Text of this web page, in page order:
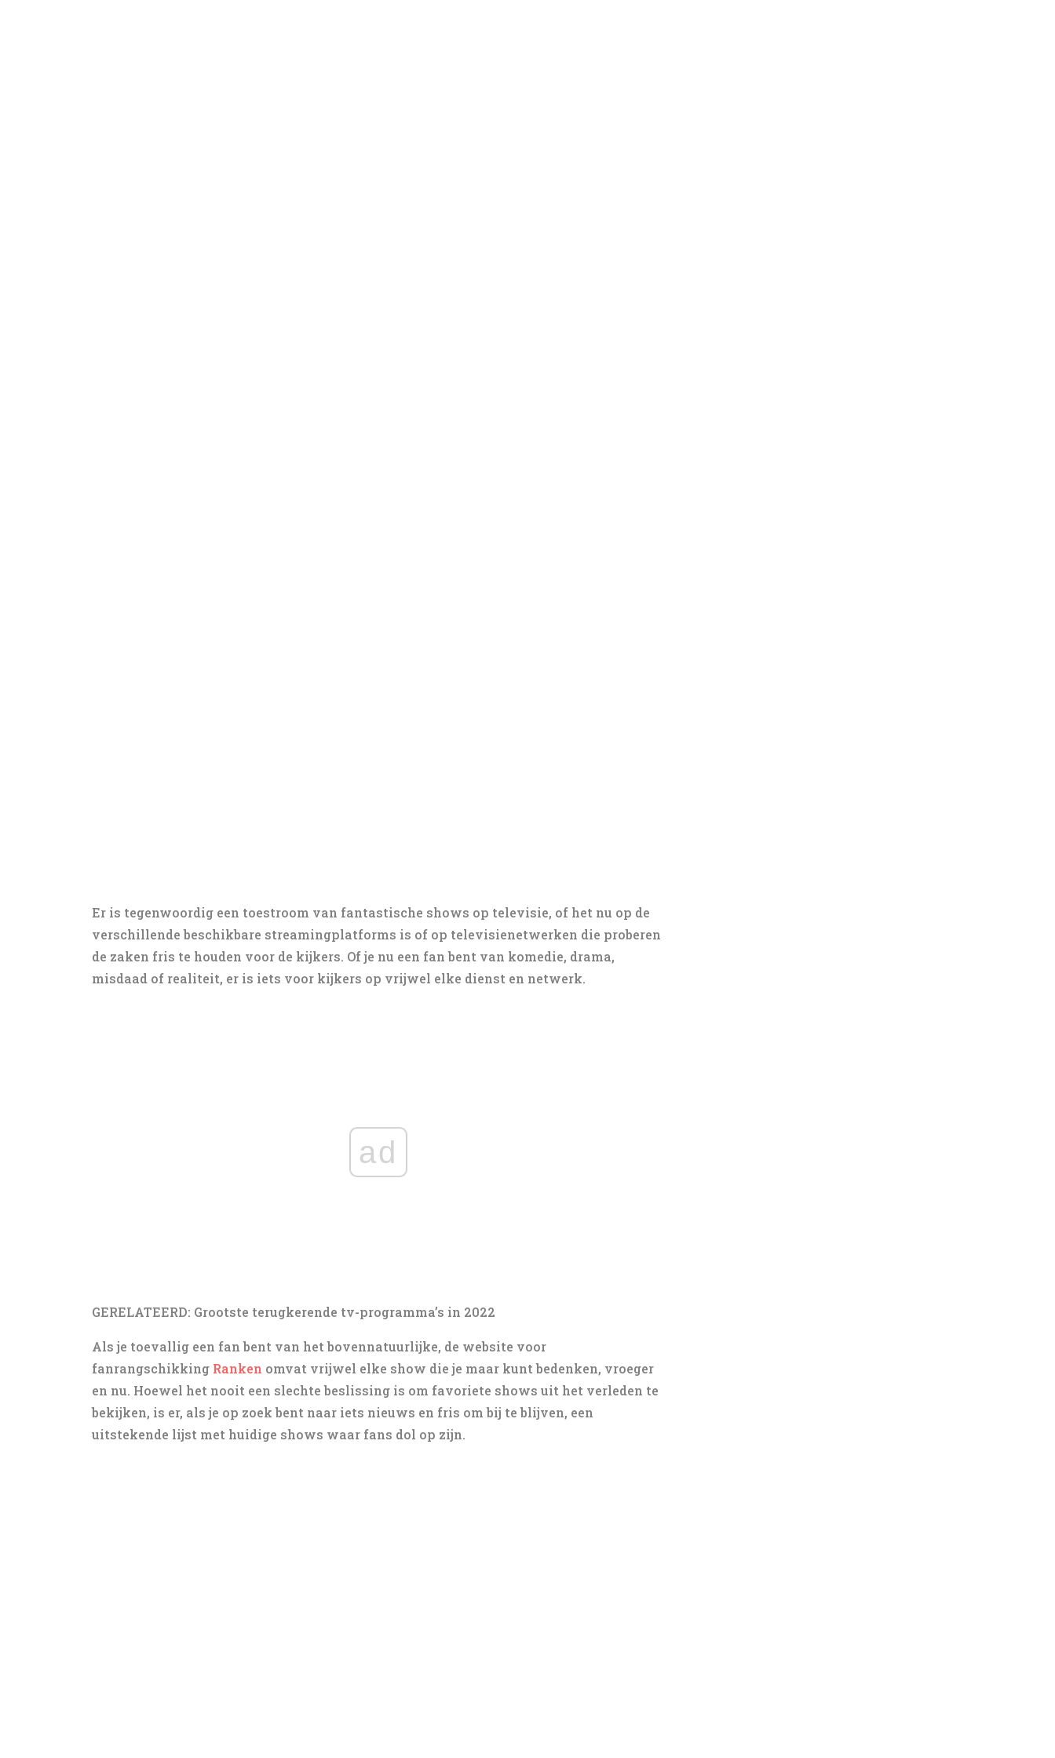
Er is tegenwoordig een toestroom van fantastische shows op televisie, of het nu op de
verschillende beschikbare streamingplatforms is of op televisienetwerken die proberen
de zaken fris te houden voor de kijkers. Of je nu een fan bent van komedie, drama,
misdaad of realiteit, er is iets voor kijkers op vrijwel elke dienst en netwerk.
ad
GERELATEERD: Grootste terugkerende tv-programma’s in 2022
Als je toevallig een fan bent van het bovennatuurlijke, de website voor
fanrangschikking Ranken omvat vrijwel elke show die je maar kunt bedenken, vroeger
en nu. Hoewel het nooit een slechte beslissing is om favoriete shows uit het verleden te
bekijken, is er, als je op zoek bent naar iets nieuws en fris om bij te blijven, een
uitstekende lijst met huidige shows waar fans dol op zijn.